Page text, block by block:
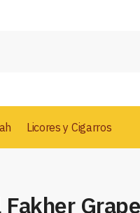
Licores y Cigarros
Fakher